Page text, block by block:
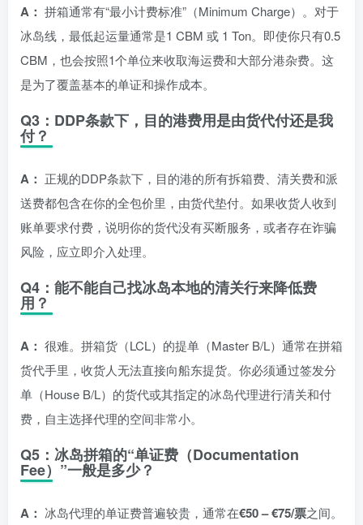
A： 拼箱通常有“最小计费标准”（Minimum Charge）。对于
冰岛线，最低起运量通常是1 CBM 或 1 Ton。即使你只有0.5
CBM，也会按照1个单位来收取海运费和大部分港杂费。这
是为了覆盖基本的单证和操作成本。
Q3：DDP条款下，目的港费用是由货代付还是我
付？
A： 正规的DDP条款下，目的港的所有拆箱费、清关费和派
送费都包含在你的全包价里，由货代垫付。如果收货人收到
账单要求付费，说明你的货代没有买断服务，或者存在诈骗
风险，应立即介入处理。
Q4：能不能自己找冰岛本地的清关行来降低费
用？
A： 很难。拼箱货（LCL）的提单（Master B/L）通常在拼箱
货代手里，收货人无法直接向船东提货。你必须通过签发分
单（House B/L）的货代或其指定的冰岛代理进行清关和付
费，自主选择代理的空间非常小。
Q5：冰岛拼箱的“单证费（Documentation
Fee）”一般是多少？
A： 冰岛代理的单证费普遍较贵，通常在€50 – €75/票之间。